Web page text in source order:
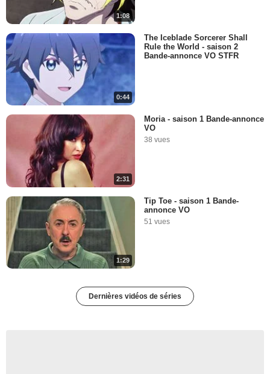
1:08
0:44
The Iceblade Sorcerer Shall
Rule the World - saison 2
Bande-annonce VO STFR
2:31
Moria - saison 1 Bande-annonce
VO
38 vues
1:29
Tip Toe - saison 1 Bande-
annonce VO
51 vues
Dernières vidéos de séries